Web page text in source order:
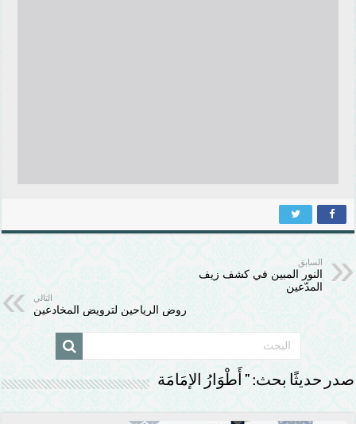
السابق
النور المبين في كشف زيف
المدّعين
التالي
روض الرياحين لترويض المخادعين
صدر حديثًا بحث: ” أَطْوَارُ الإمَامَة